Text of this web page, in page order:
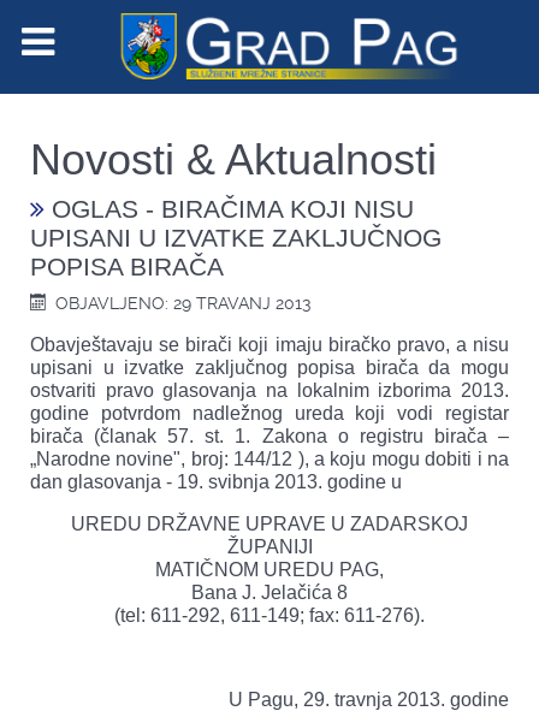
Novosti & Aktualnosti
OGLAS - BIRAČIMA KOJI NISU
UPISANI U IZVATKE ZAKLJUČNOG
POPISA BIRAČA
OBJAVLJENO: 29 TRAVANJ 2013
Obavještavaju se birači koji imaju biračko pravo, a nisu
upisani u izvatke zaključnog popisa birača da mogu
ostvariti pravo glasovanja na lokalnim izborima 2013.
godine potvrdom nadležnog ureda koji vodi registar
birača (članak 57. st. 1. Zakona o registru birača –
„Narodne novine", broj: 144/12 ), a koju mogu dobiti i na
dan glasovanja - 19. svibnja 2013. godine u
UREDU DRŽAVNE UPRAVE U ZADARSKOJ
ŽUPANIJI
MATIČNOM UREDU PAG,
Bana J. Jelačića 8
(tel: 611-292, 611-149; fax: 611-276).
U Pagu, 29. travnja 2013. godine